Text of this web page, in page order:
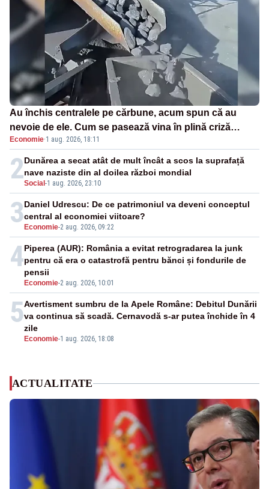
Au închis centralele pe cărbune, acum spun că au
nevoie de ele. Cum se pasează vina în plină criză
energetică
Economie·1 aug. 2026, 18:11
2Social -1 aug. 2026, 23:10
Dunărea a secat atât de mult încât a scos la suprafață
nave naziste din al doilea război mondial
3 Economie-2 aug. 2026, 09:22
Daniel Udrescu: De ce patrimoniul va deveni conceptul
central al economiei viitoare?
4
Economie-2 aug. 2026, 10:01
Piperea (AUR): România a evitat retrogradarea la junk
pentru că era o catastrofă pentru bănci și fondurile de
pensii
5
Economie-1 aug. 2026, 18:08
Avertisment sumbru de la Apele Române: Debitul Dunării
va continua să scadă. Cernavodă s-ar putea închide în 4
zile
ACTUALITATE